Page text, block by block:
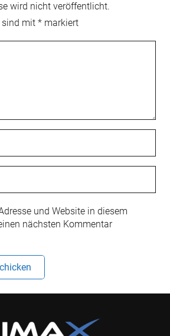
wird nicht veröffentlicht.
sind mit * markiert
und Website in diesem
nächsten Kommentar